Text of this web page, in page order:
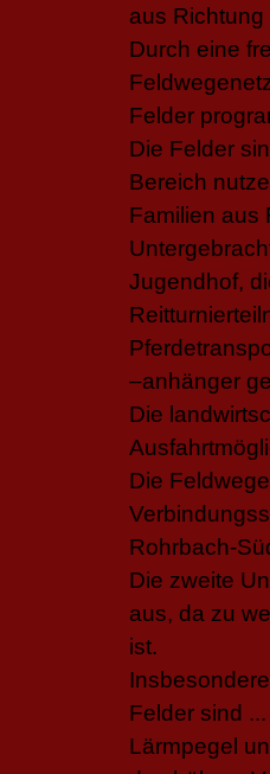
aus
Durch eine
Felder
Die Felder
Bereich
Familien aus
Jugendhof,
–anhänger
Die
Die
Rohrbach-
Die zweite
aus, da zu
ist.
Felder sind
Lärmpegel